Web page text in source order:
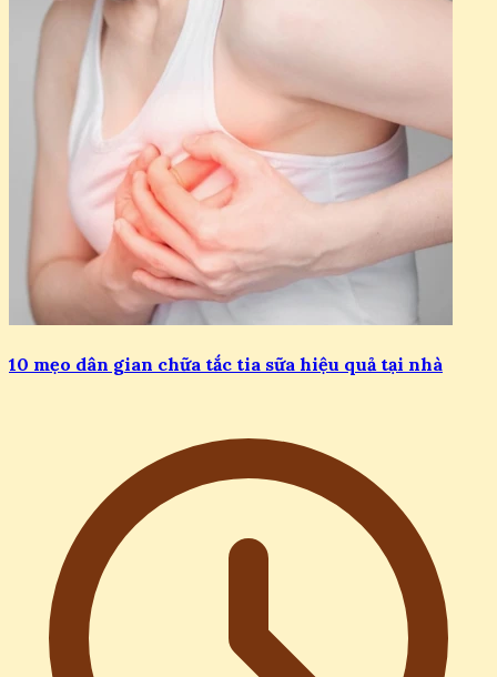
10 mẹo dân gian chữa tắc tia sữa hiệu quả tại nhà